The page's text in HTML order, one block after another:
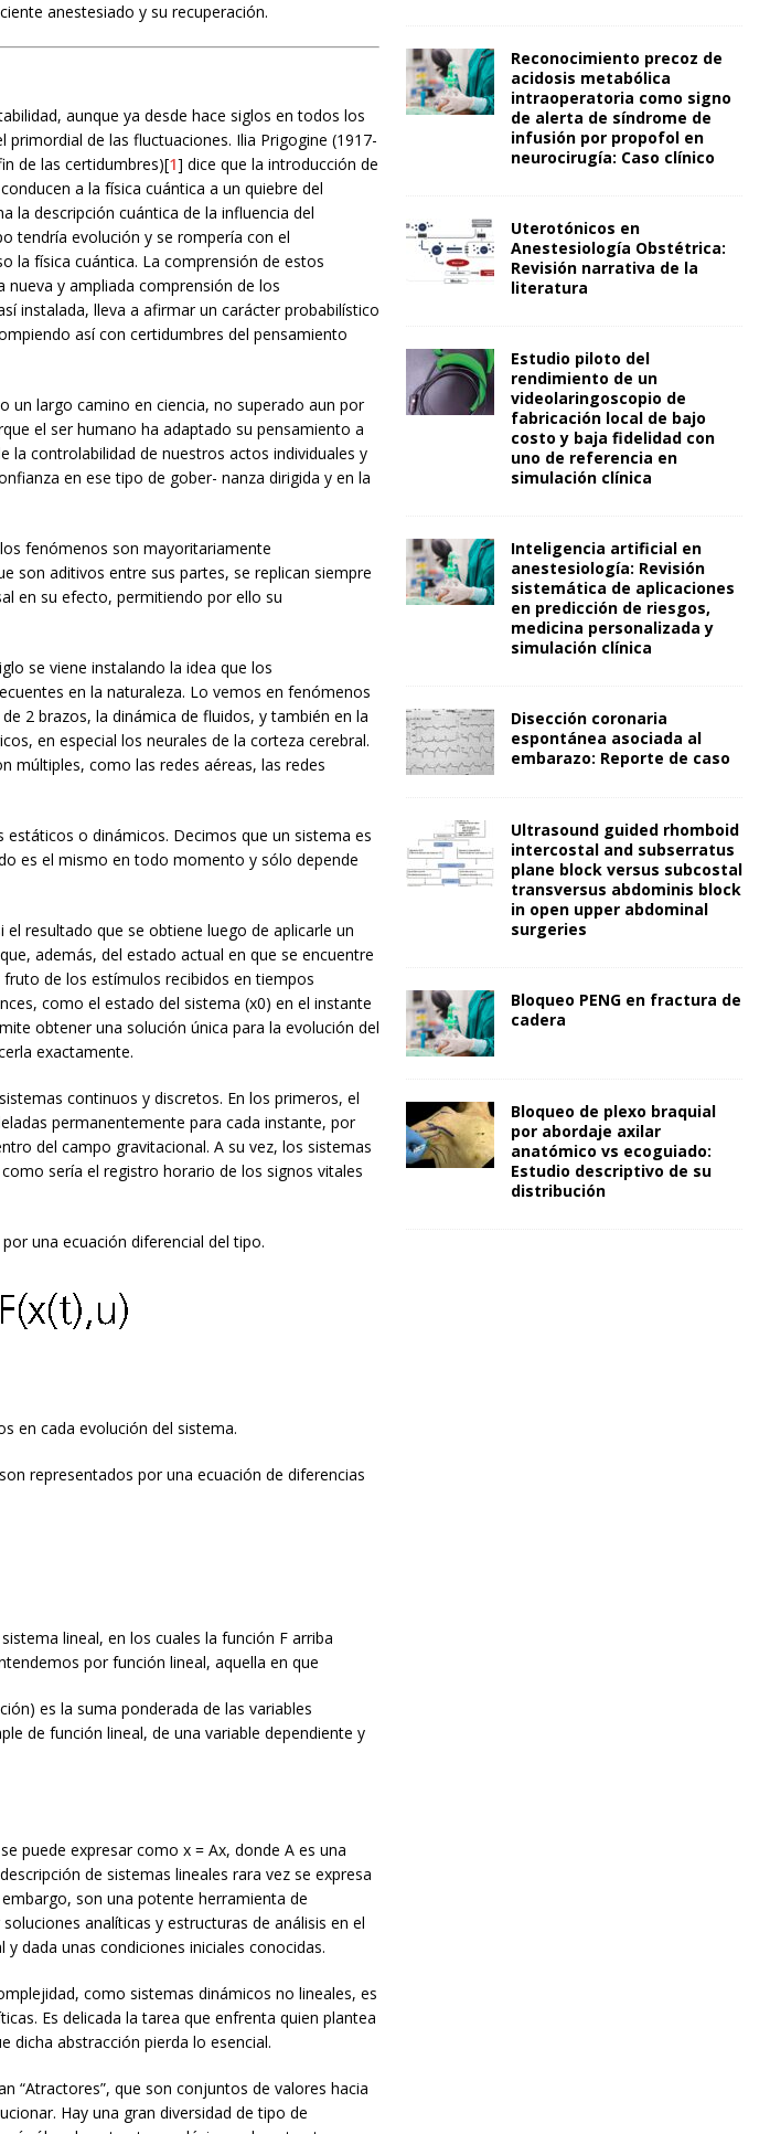
anestesiado y su recuperación.
aunque ya desde hace siglos en todos los
de las fluctuaciones. Ilia Prigogine (1917-
de las certidumbres)[1] dice que la introducción de
a la física cuántica a un quiebre del
la descripción cuántica de la influencia del
tendría evolución y se rompería con el
la física cuántica. La comprensión de estos
y ampliada comprensión de los
instalada, lleva a afirmar un carácter probabilístico
así con certidumbres del pensamiento
un largo camino en ciencia, no superado aun por
el ser humano ha adaptado su pensamiento a
la controlabilidad de nuestros actos individuales y
en ese tipo de gober- nanza dirigida y en la
fenómenos son mayoritariamente
son aditivos entre sus partes, se replican siempre
en su efecto, permitiendo por ello su
se viene instalando la idea que los
en la naturaleza. Lo vemos en fenómenos
2 brazos, la dinámica de fluidos, y también en la
en especial los neurales de la corteza cerebral.
múltiples, como las redes aéreas, las redes
o dinámicos. Decimos que un sistema es
es el mismo en todo momento y sólo depende
resultado que se obtiene luego de aplicarle un
además, del estado actual en que se encuentre
de los estímulos recibidos en tiempos
como el estado del sistema (x0) en el instante
obtener una solución única para la evolución del
exactamente.
continuos y discretos. En los primeros, el
permanentemente para cada instante, por
del campo gravitacional. A su vez, los sistemas
sería el registro horario de los signos vitales
una ecuación diferencial del tipo.
en cada evolución del sistema.
representados por una ecuación de diferencias
lineal, en los cuales la función F arriba
por función lineal, aquella en que
es la suma ponderada de las variables
de función lineal, de una variable dependiente y
puede expresar como x = Ax, donde A es una
de sistemas lineales rara vez se expresa
son una potente herramienta de
analíticas y estructuras de análisis en el
dada unas condiciones iniciales conocidas.
como sistemas dinámicos no lineales, es
Es delicada la tarea que enfrenta quien plantea
dicha abstracción pierda lo esencial.
“Atractores”, que son conjuntos de valores hacia
Hay una gran diversidad de tipo de
Reconocimiento precoz de
acidosis metabólica
intraoperatoria como signo
de alerta de síndrome de
infusión por propofol en
neurocirugía: Caso clínico
Uterotónicos en
Anestesiología Obstétrica:
Revisión narrativa de la
literatura
Estudio piloto del
rendimiento de un
videolaringoscopio de
fabricación local de bajo
costo y baja fidelidad con
uno de referencia en
simulación clínica
Inteligencia artificial en
anestesiología: Revisión
sistemática de aplicaciones
en predicción de riesgos,
medicina personalizada y
simulación clínica
Disección coronaria
espontánea asociada al
embarazo: Reporte de caso
Ultrasound guided rhomboid
intercostal and subserratus
plane block versus subcostal
transversus abdominis block
in open upper abdominal
surgeries
Bloqueo PENG en fractura de
cadera
Bloqueo de plexo braquial
por abordaje axilar
anatómico vs ecoguiado:
Estudio descriptivo de su
distribución